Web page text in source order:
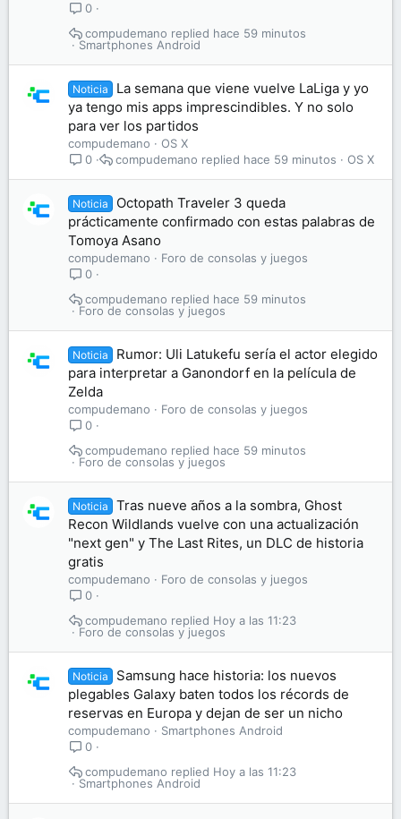
0
Smartphones Android
hace 59 minutos
compudemano
Noticia
La semana que viene vuelve LaLiga y yo
ya tengo mis apps imprescindibles. Y no solo
para ver los partidos
compudemano
OS X
0
OS X
hace 59 minutos
compudemano
Noticia
Octopath Traveler 3 queda
prácticamente confirmado con estas palabras de
Tomoya Asano
compudemano
Foro de consolas y juegos
0
Foro de consolas y juegos
hace 59 minutos
compudemano
Noticia
Rumor: Uli Latukefu sería el actor elegido
para interpretar a Ganondorf en la película de
Zelda
compudemano
Foro de consolas y juegos
0
Foro de consolas y juegos
hace 59 minutos
compudemano
Noticia
Tras nueve años a la sombra, Ghost
Recon Wildlands vuelve con una actualización
"next gen" y The Last Rites, un DLC de historia
gratis
compudemano
Foro de consolas y juegos
0
Foro de consolas y juegos
Hoy a las 11:23
compudemano
Noticia
Samsung hace historia: los nuevos
plegables Galaxy baten todos los récords de
reservas en Europa y dejan de ser un nicho
compudemano
Smartphones Android
0
Smartphones Android
Hoy a las 11:23
compudemano